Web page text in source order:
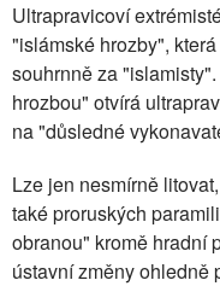
Ultrapravicoví
"islámské hrozby",
souhrnně za
hrozbou" otvírá
na "důsledné
Lze jen nesmírně
také proruských
obranou" kromě hradní
ústavní změny ohledně